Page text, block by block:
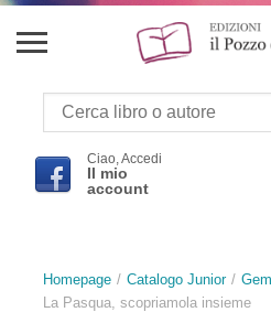
Ciao, Accedi
Il mio
account
Homepage Catalogo Junior
La Pasqua, scopriamola insieme